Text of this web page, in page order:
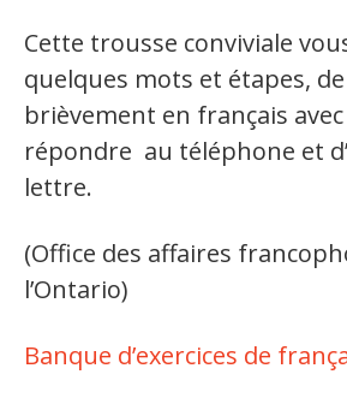
Terminologie
Ressources terminologiques
Capsules linguistiques
Intégration linguistique
Cours de français
Cette trousse conviviale
quelques mots et étapes,
brièvement en français
répondre au téléphone et
lettre.
(Office des affaires
l’Ontario)
Banque d’exercices de